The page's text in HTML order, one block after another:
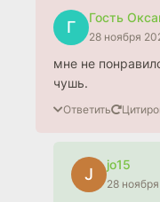
Г
Гость
28 ноября
мне не
чушь.
Ответить
J
jo15
28